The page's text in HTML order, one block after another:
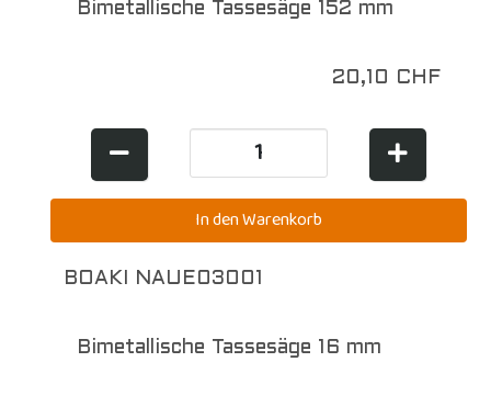
Bimetallische Tassesäge 152 mm
20,10 CHF
BOAKI NAUE03001
Bimetallische Tassesäge 16 mm